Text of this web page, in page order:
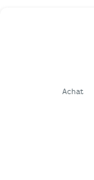
Achat